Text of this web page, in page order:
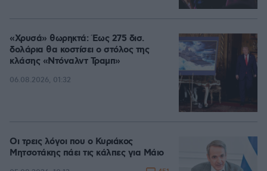
«Χρυσά» θωρηκτά: Έως 275 δισ.
δολάρια θα κοστίσει ο στόλος της
κλάσης «Ντόναλντ Τραμπ»
06.08.2026, 01:32
Οι τρεις λόγοι που ο Κυριάκος
Μητσοτάκης πάει τις κάλπες για Μάιο